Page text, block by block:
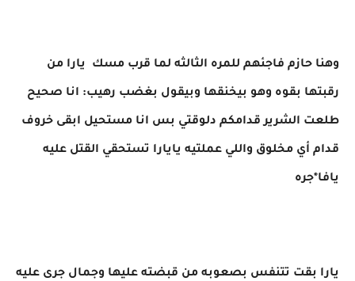
وهنا حازم فاجئهم للمره الثالثه لما قرب مسك يارا من
رقبتها بقوه وهو بيخنقها وبيقول بغضب رهيب: انا صحيح
طلعت الشرير قدامكم دلوقتي بس انا مستحيل ابقى خروف
قدام أي مخلوق واللي عملتيه يايارا تستحقي القتل عليه
يافا*جره
يارا بقت تتنفس بصعوبه من قبضته عليها وجمال جرى عليه